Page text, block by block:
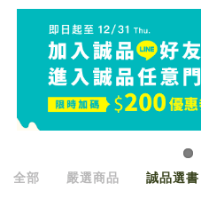
全部 嚴選商品 誠品選書